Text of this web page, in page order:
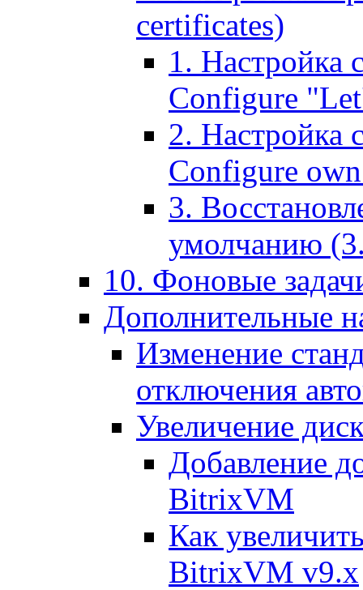
certificates)
1. Настройка
Configure
2. Настройка
Configure
3.
умолчанию
10. Фоновые
Дополнительные
Изменение
отключения
Увеличение
Добавление
BitrixVM
Как
BitrixVM v9.x